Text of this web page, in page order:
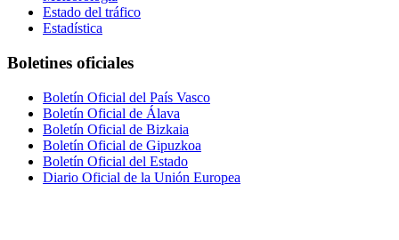
Estado del tráfico
Estadística
Boletines oficiales
Boletín Oficial del País Vasco
Boletín Oficial de Álava
Boletín Oficial de Bizkaia
Boletín Oficial de Gipuzkoa
Boletín Oficial del Estado
Diario Oficial de la Unión Europea